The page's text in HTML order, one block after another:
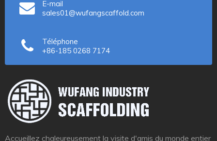
E-mail
sales01@wufangscaffold.com
Téléphone
+86-185 0268 7174
Accueillez chaleureusement la visite d'amis du monde entier